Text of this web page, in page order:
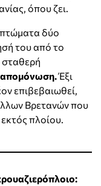
όπου ζει.
δύο
του από το
σταθερή
Έξι
επιβεβαιωθεί,
Βρετανών που
πλοίου.